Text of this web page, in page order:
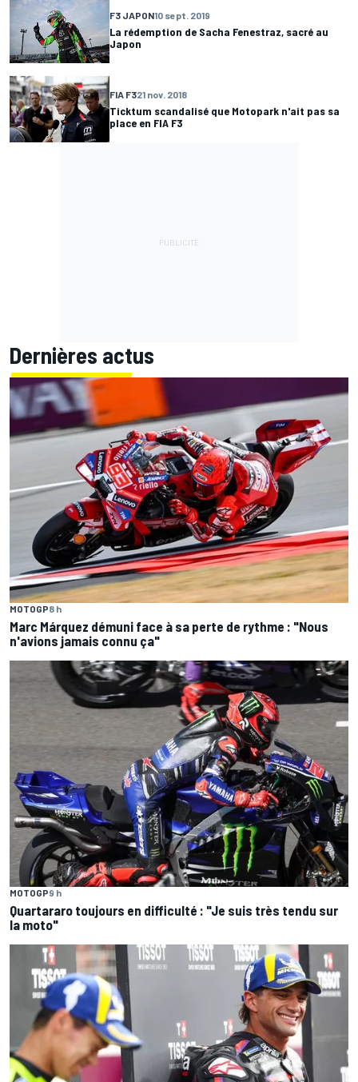
F3 JAPON10 sept. 2019
La rédemption de Sacha Fenestraz, sacré au
Japon
FIA F321 nov. 2018
Ticktum scandalisé que Motopark n'ait pas sa
place en FIA F3
Dernières actus
MOTOGP8 h
Marc Márquez démuni face à sa perte de rythme : "Nous
n'avions jamais connu ça"
MOTOGP9 h
Quartararo toujours en difficulté : "Je suis très tendu sur
la moto"